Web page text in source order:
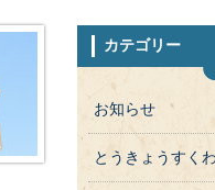
カテゴリー
お知らせ
とうきょうすく